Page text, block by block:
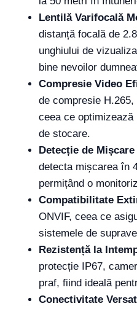
Lentilă Varifocală
distanță focală de
unghiului de
bine nevoilor
Compresie Video
de compresie
ceea ce optimizează
de stocare.
Detecție de
detecta mișcarea în
permițând o
Compatibilitate
ONVIF, ceea ce
sistemele de
Rezistență la
protecție IP67,
praf, fiind ideală
Conectivitate